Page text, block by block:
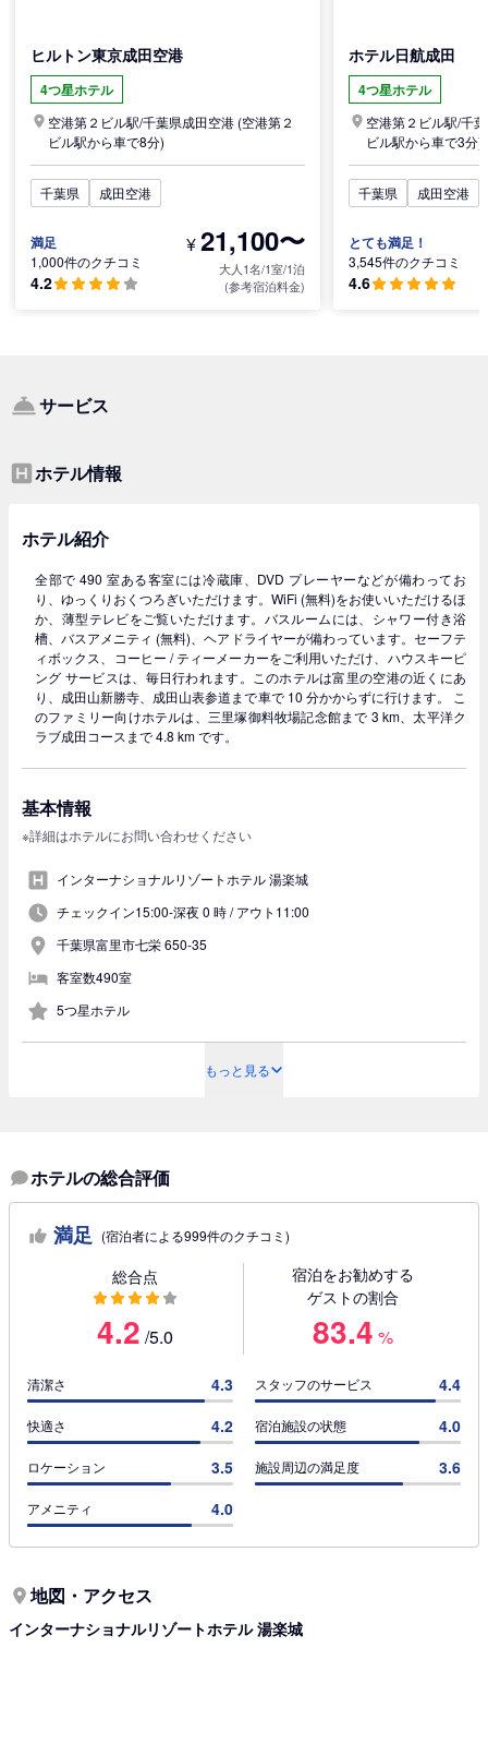
ヒルトン東京成田空港
4つ星ホテル
空港第２ビル駅/千葉県成田空港 (空港第２
ビル駅から車で8分)
千葉県 成田空港
満足
1,000件のクチコミ
4.2
¥21,100〜
大人1名/1室/1泊
(参考宿泊料金)
ホテル日航成田
4つ星ホテル
空港第２ビル駅/千
ビル駅から車で3分)
千葉県 成田空港
とても満足！
3,545件のクチコミ
4.6
サービス
ホテル情報
ホテル紹介
全部で 490 室ある客室には冷蔵庫、DVD プレーヤーなどが備わってお
り、ゆっくりおくつろぎいただけます。WiFi (無料)をお使いいただけるほ
か、薄型テレビをご覧いただけます。バスルームには、シャワー付き浴
槽、バスアメニティ (無料)、ヘアドライヤーが備わっています。セーフテ
ィボックス、コーヒー / ティーメーカーをご利用いただけ、ハウスキーピ
ング サービスは、毎日行われます。このホテルは富里の空港の近くにあ
り、成田山新勝寺、成田山表参道まで車で 10 分かからずに行けます。 こ
のファミリー向けホテルは、三里塚御料牧場記念館まで 3 km、太平洋ク
ラブ成田コースまで 4.8 km です。
基本情報
※詳細はホテルにお問い合わせください
インターナショナルリゾートホテル 湯楽城
チェックイン15:00-深夜 0 時 /アウト11:00
千葉県富里市七栄 650-35
客室数490室
5つ星ホテル
もっと見る
ホテルの総合評価
満足 (宿泊者による999件のクチコミ)
総合点
4.2 /5.0
宿泊をお勧めする
ゲストの割合
83.4 %
清潔さ 4.3 スタッフのサービス 4.4
快適さ 4.2 宿泊施設の状態 4.0
ロケーション 3.5 施設周辺の満足度 3.6
アメニティ 4.0
地図・アクセス
インターナショナルリゾートホテル 湯楽城